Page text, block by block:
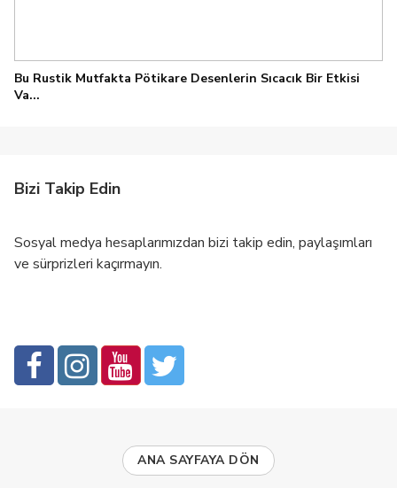
Bu Rustik Mutfakta Pötikare Desenlerin Sıcacık Bir Etkisi
Va...
Bizi Takip Edin
Sosyal medya hesaplarımızdan bizi takip edin, paylaşımları
ve sürprizleri kaçırmayın.
ANA SAYFAYA DÖN